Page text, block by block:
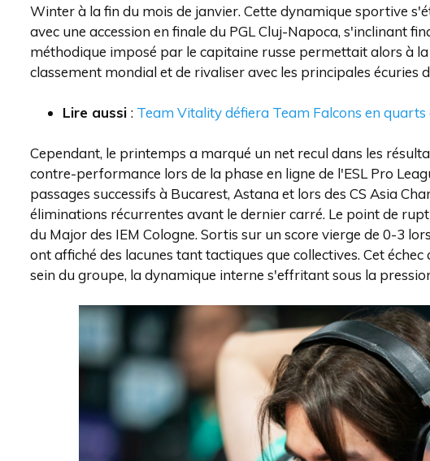
Winter à la fin du mois de janvier. Cette dynamique sportive
avec une accession en finale du PGL Cluj-Napoca, s'inclinant
méthodique imposé par le capitaine russe permettait alors à
classement mondial et de rivaliser avec les principales écuries
Lire aussi : Team Vitality défiera Team Falcons en
Cependant, le printemps a marqué un net recul dans les
contre-performance lors de la phase en ligne de l'ESL Pro
passages successifs à Bucarest, Astana et lors des CS Asia
éliminations récurrentes avant le dernier carré. Le point de
du Major des IEM Cologne. Sortis sur un score vierge de 0-3
ont affiché des lacunes tant tactiques que collectives. Cet
sein du groupe, la dynamique interne s'effritant sous la